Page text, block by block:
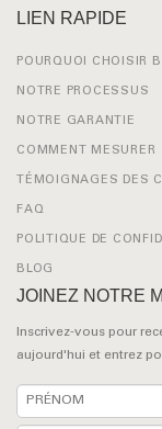
LIEN RAPIDE
POURQUOI CHOISIR
NOTRE PROCESSUS
NOTRE GARANTIE
COMMENT MESURER
TÉMOIGNAGES DES
FAQ
POLITIQUE DE
BLOG
JOINEZ NOTRE
Inscrivez-vous pour
aujourd'hui et entrez